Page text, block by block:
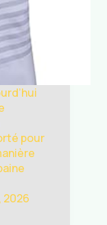
pour
2026